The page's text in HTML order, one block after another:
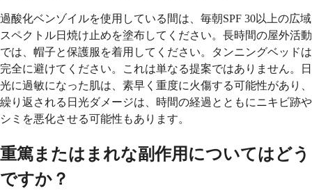
過酸化ベンゾイルを使用している間は、毎朝SPF 30以上の広域
スペクトル日焼け止めを塗布してください。長時間の屋外活動
では、帽子と保護服を着用してください。タンニングベッドは
完全に避けてください。これは単なる提案ではありません。日
光に過敏になった肌は、素早く重度に火傷する可能性があり、
繰り返される日光ダメージは、時間の経過とともにニキビ跡や
シミを悪化させる可能性もあります。
重篤またはまれな副作用についてはどう
ですか？